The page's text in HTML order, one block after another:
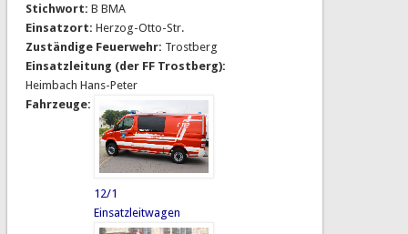
Stichwort: B BMA
Einsatzort: Herzog-Otto-Str.
Zuständige Feuerwehr: Trostberg
Einsatzleitung (der FF Trostberg):
Heimbach Hans-Peter
Fahrzeuge:
12/1
Einsatzleitwagen